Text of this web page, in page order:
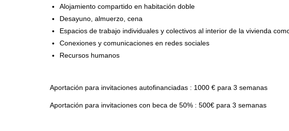
Alojamiento compartido en habitación doble
Desayuno, almuerzo, cena
Espacios de trabajo individuales y colectivos al interior de la vivienda
Conexiones y comunicaciones en redes sociales
Recursos humanos
Aportación para invitaciones autofinanciadas : 1000 € para 3 semanas
Aportación para invitaciones con beca de 50% : 500€ para 3 semanas